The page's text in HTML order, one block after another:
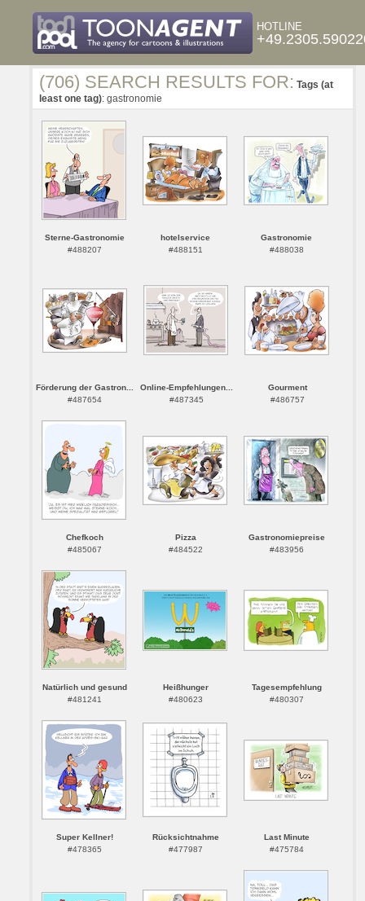
HOTLINE
(706) SEARCH RESULTS FOR: Tags (at
least one tag): gastronomie
Sterne-Gastronomie
#488207
hotelservice
#488151
Gastronomie
#488038
Förderung der Gastron...
#487654
Online-Empfehlungen...
#487345
Gourment
#486757
Chefkoch
#485067
Pizza
#484522
Gastronomiepreise
#483956
Natürlich und gesund
#481241
Heißhunger
#480623
Tagesempfehlung
#480307
Super Kellner!
#478365
Rücksichtnahme
#477987
Last Minute
#475784